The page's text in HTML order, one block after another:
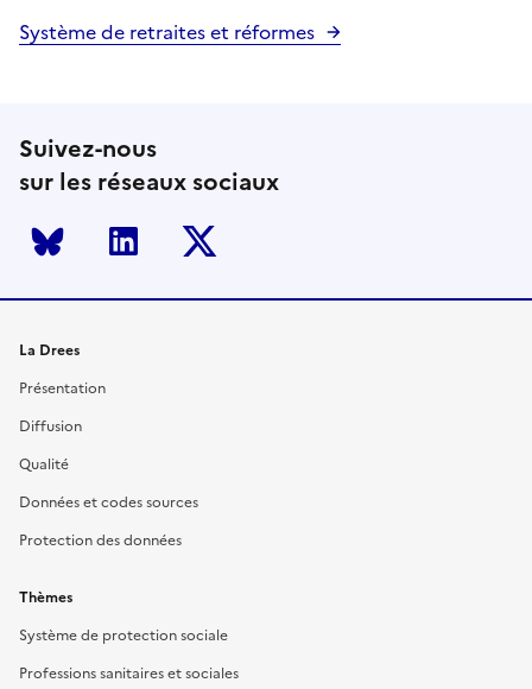
Système de retraites et réformes
Suivez-nous
sur les réseaux sociaux
Bluesky LinkedIn
La Drees
Présentation
Diffusion
Qualité
Données et codes sources
Protection des données
Thèmes
Système de protection sociale
Professions sanitaires et sociales